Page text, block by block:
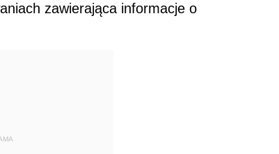
zawierająca informacje o